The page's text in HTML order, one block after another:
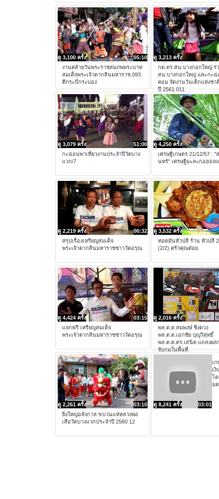
05:10
ดู 3,100 ครั้ง
งานคล้ายวันพระราชสมภพพระบาท
สมเด็จพระเจ้าตากสินมหาราช 093
ตีกระบี่กระบอง
ดู 3,213 ครั้ง
กต.ตร.สน.บางกอกใหญ่ ร่
สน.บางกอกใหญ่ และกะ
คอม จัดงานวันเด็กแห่งชา
ปี 2561 011
51:00
ดู 3,079 ครั้ง
กะฉ่อนพาเที่ยวงานประจำปีวัดบาง
แวก/7
ดู 4,250 ครั้ง
เศรษฐีเกษตร 21/12/57 : "
นทร์" เศรษฐีมะละกอฮอล
06:32
ดู 2,219 ครั้ง
สรุปเรื่องเหรียญสมเด็จ
พระเจ้าตากสินมหาราชชาววัดอรุณ
ดู 3,532 ครั้ง
ทอดมันหัวปลี ร้าน หัวปลี
(2/2) ครัวคุณต๋อย
03:15
ดู 4,424 ครั้ง
แจกฟรี เหรียญสมเด็จ
พระเจ้าตากสินมหาราชชาววัดอรุณ
ดู 2,016 ครั้ง
พล.ต.ต.สมพงษ์​ ชิงดวง
พล.ต.ต.เอกชัย บุญวิสุทธิ์
พล.ต.ต.ดร.เสนิต แถลงผล
จับกุมในพื้นที่
03:10
ดู 2,261 ครั้ง
ยิ่งใหญ่อลังกาล ขบวนแห่หลวงพ่อ
เสือวัดบางแวกประจำปี 2560 12
03:01
ดู 8,241 ครั้ง
เ
เ
โ
ม